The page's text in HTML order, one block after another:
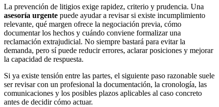
La prevención de litigios exige rapidez, criterio y prudencia. Una
asesoría urgente puede ayudar a revisar si existe incumplimiento
relevante, qué margen ofrece la negociación previa, cómo
documentar los hechos y cuándo conviene formalizar una
reclamación extrajudicial. No siempre bastará para evitar la
demanda, pero sí puede reducir errores, aclarar posiciones y mejorar
la capacidad de respuesta.
Si ya existe tensión entre las partes, el siguiente paso razonable suele
ser revisar con un profesional la documentación, la cronología, las
comunicaciones y los posibles plazos aplicables al caso concreto
antes de decidir cómo actuar.